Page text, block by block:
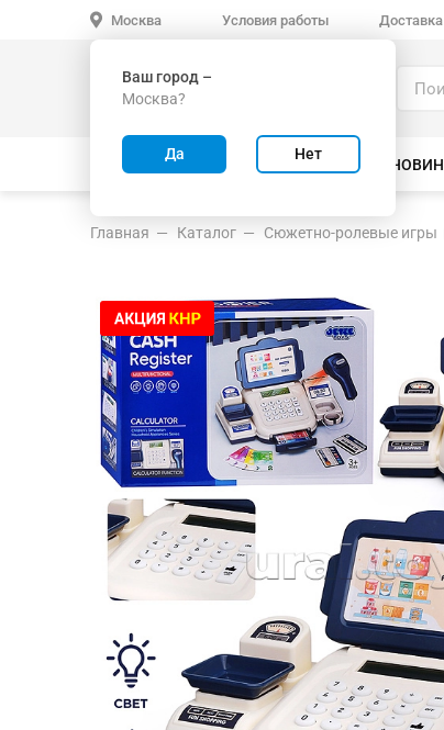
Москва
Ваш город –
Москва?
Да Нет
Условия работы Доставка
ВСЕ ТОВАРЫ ВЕЛОСИПЕДЫ
Главная Каталог Сюжетно-ролевые игры